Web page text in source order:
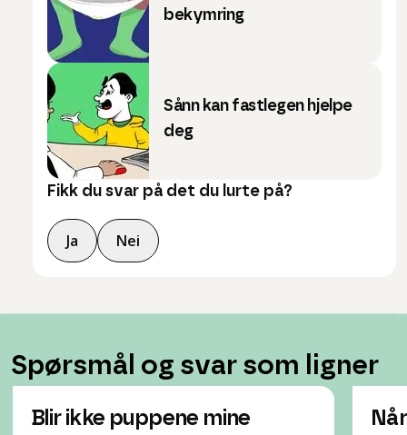
bekymring
Sånn kan fastlegen hjelpe
deg
Fikk du svar på det du lurte på?
Ja Nei
Spørsmål og svar som ligner
Blir ikke puppene mine